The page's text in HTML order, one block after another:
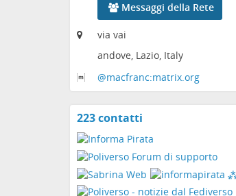
Messaggi della Rete
via vai
andove, Lazio, Italy
@macfranc:matrix.org
223 contatti
contatti